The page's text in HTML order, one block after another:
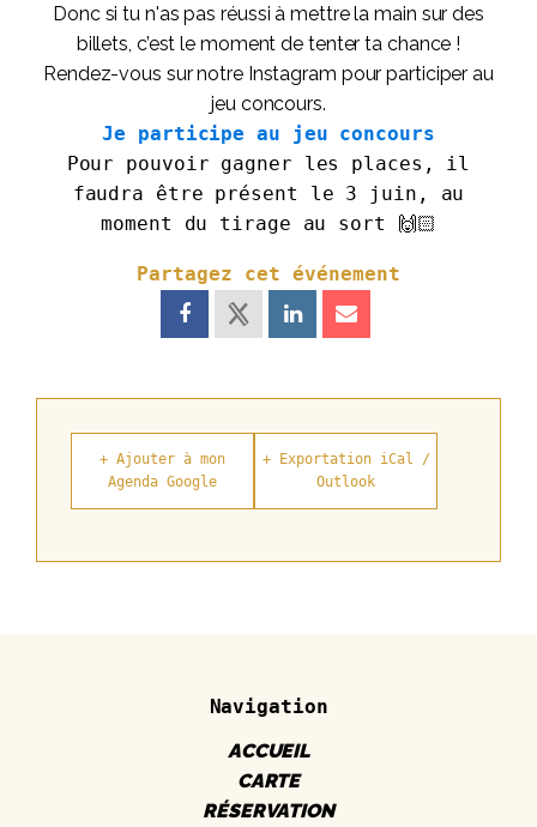
Donc si tu n'as pas réussi à mettre la main sur des
billets, c’est le moment de tenter ta chance !
Rendez-vous sur notre Instagram pour participer au
jeu concours.
Je participe au jeu concours
Pour pouvoir gagner les places, il
faudra être présent le 3 juin, au
moment du tirage au sort 🙌🏻
Partagez cet événement
+ Ajouter à mon
Agenda Google
+ Exportation iCal /
Outlook
Navigation
ACCUEIL
CARTE
RÉSERVATION